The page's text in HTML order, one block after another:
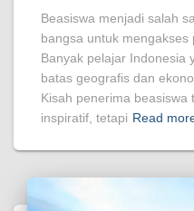
Beasiswa menjadi salah
bangsa untuk mengakses
Banyak pelajar Indonesia
batas geografis dan
Kisah penerima beasiswa
inspiratif, tetapi Read